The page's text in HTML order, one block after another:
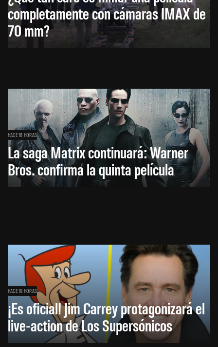
completamente con cámaras IMAX de
70 mm?
HACE 18 HORAS
La saga Matrix continuará: Warner
Bros. confirma la quinta película
HACE 19 HORAS
¡Es oficial! Jim Carrey protagonizará el
live-action de Los Supersónicos